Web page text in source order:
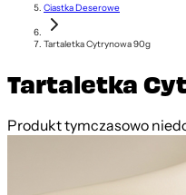
Ciastka Deserowe
Tartaletka Cytrynowa 90g
Tartaletka
Produkt tymczasowo